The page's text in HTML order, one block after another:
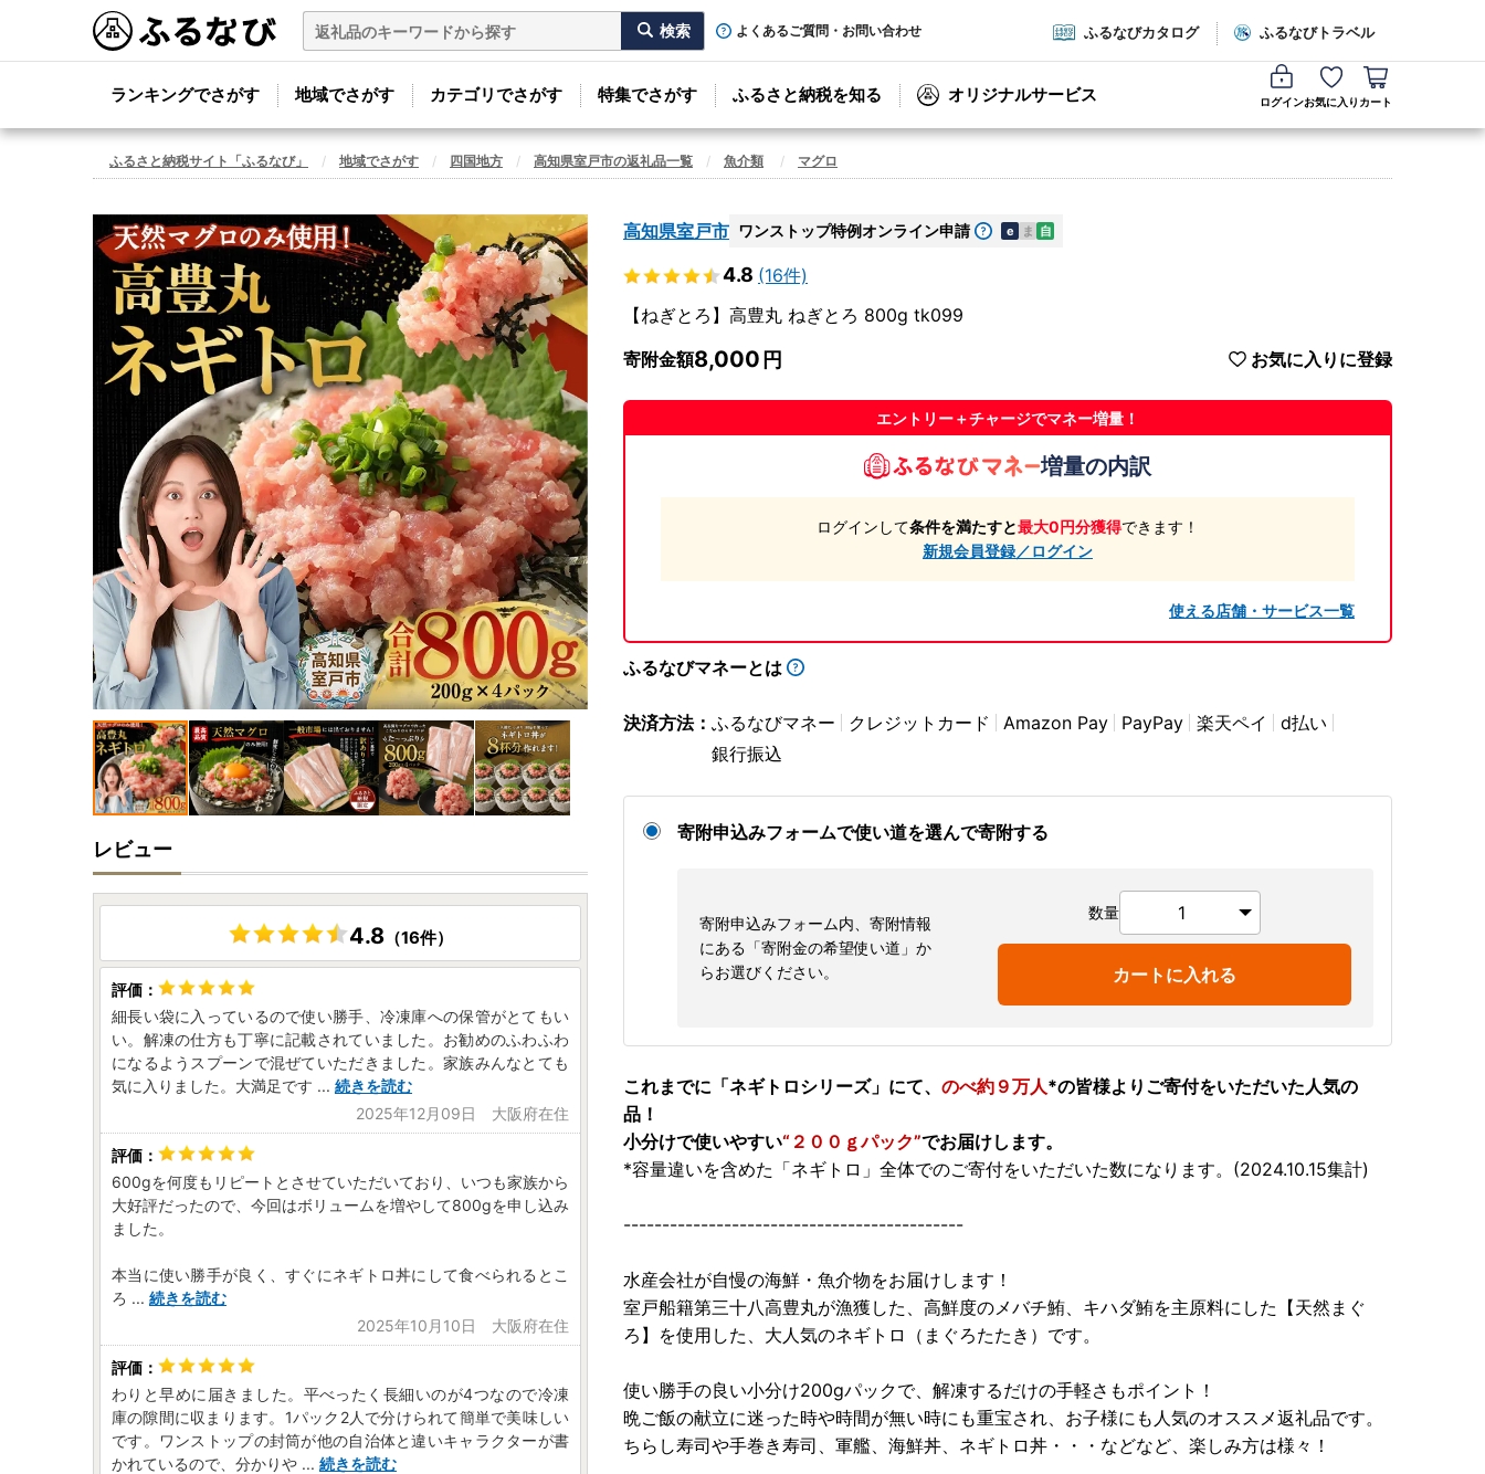
よくあるご質問・お問い合わせ ふるなびカタログ ふるなびトラベル
ランキングでさがす 地域でさがす カテゴリでさがす 特集でさがす ふるさと納税を知る オリジナルサービス ログインお気に入り カート
ふるさと納税サイト「ふるなび」 地域でさがす 四国地方 高知県室戸市の返礼品一覧 魚介類 マグロ
高知県室戸市 ワンストップ特例オンライン申請 e ま 自
4.8 (16件)
【ねぎとろ】高豊丸 ねぎとろ 800g tk099
寄附金額8,000 お気に入りに登録
エントリー＋チャージでマネー増量！
増量の内訳
ログインして条件を満たすと最大0円分獲得できます！
新規会員登録／ログイン
使える店舗・サービス一覧
ふるなびマネーとは
決済方法： ふるなびマネー クレジットカード Amazon Pay PayPay 楽天ペイ
d払い
銀行振込
寄附申込みフォームで使い道を選んで寄附する
寄附申込みフォーム内、寄附情報
にある「寄附金の希望使い道」か
らお選びください。
数量
カートに入れる
これまでに「ネギトロシリーズ」にて、 のべ約９万人*の皆様よりご寄付をいただいた人気の
品！
小分けで使いやすい“２００ｇパック”でお届けします。
*容量違いを含めた「ネギトロ」全体でのご寄付をいただいた数になります。(2024.10.15集計)
--------------------------------------------
水産会社が自慢の海鮮・魚介物をお届けします！
室戸船籍第三十八高豊丸が漁獲した、高鮮度のメバチ鮪、キハダ鮪を主原料にした【天然まぐ
ろ】を使用した、大人気のネギトロ（まぐろたたき）です。
使い勝手の良い小分け200gパックで、解凍するだけの手軽さもポイント！
晩ご飯の献立に迷った時や時間が無い時にも重宝され、お子様にも人気のオススメ返礼品です。
ちらし寿司や手巻き寿司、軍艦、海鮮丼、ネギトロ丼・・・などなど、楽しみ方は様々！
レビュー
4.8（16件）
細長い袋に入っているので使い勝手、冷凍庫への保管がとてもい
い。解凍の仕方も丁寧に記載されていました。お勧めのふわふわ
になるようスプーンで混ぜていただきました。家族みんなとても
気に入りました。大満足です ... 続きを読む
2025年12月09日 大阪府在住
600gを何度もリピートとさせていただいており、いつも家族から
大好評だったので、今回はボリュームを増やして800gを申し込み
ました。
本当に使い勝手が良く、すぐにネギトロ丼にして食べられるとこ
ろ ... 続きを読む
2025年10月10日 大阪府在住
わりと早めに届きました。平べったく長細いのが4つなので冷凍
庫の隙間に収まります。1パック2人で分けられて簡単で美味しい
です。ワンストップの封筒が他の自治体と違いキャラクターが書
かれているので、分かりや ... 続きを読む